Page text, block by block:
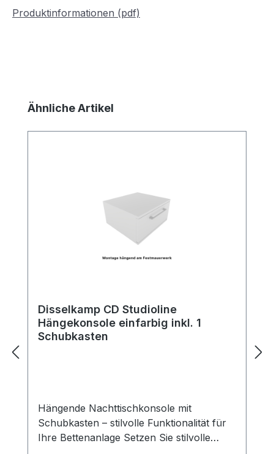
Produktinformationen (pdf)
Produktgalerie überspringen
Ähnliche Artikel
Disselkamp CD Studioline
Hängekonsole einfarbig inkl. 1
Schubkasten
Hängende Nachttischkonsole mit
Schubkasten – stilvolle Funktionalität für
Ihre Bettenanlage Setzen Sie stilvolle